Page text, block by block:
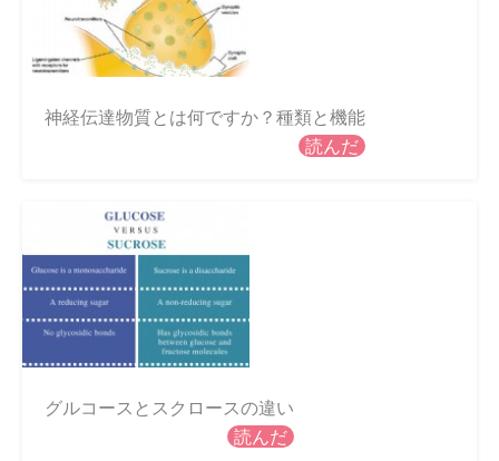
神経伝達物質とは何ですか？種類と機能
読んだ
グルコースとスクロースの違い
読んだ